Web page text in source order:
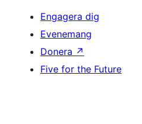
Engagera dig
Evenemang
Donera ↗
Five for the Future